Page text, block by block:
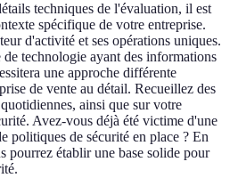
techniques de l'évaluation, il est
spécifique de votre entreprise.
d'activité et ses opérations uniques.
de technologie ayant des informations
une approche différente
de vente au détail. Recueillez des
ainsi que sur votre
Avez-vous déjà été victime d'une
politiques de sécurité en place ? En
pourrez établir une base solide pour